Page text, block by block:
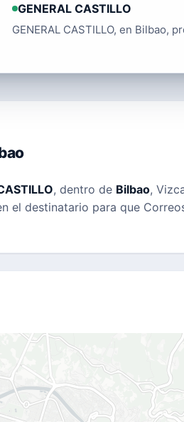
GENERAL CASTILLO
GENERAL CASTILLO, en Bilbao,
, dentro de Bilbao,
el destinatario para que